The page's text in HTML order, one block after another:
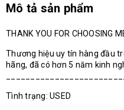
Mô tả sản phẩm
THANK YOU FOR CHOOSING
Thương hiệu uy tín hàng đầu
hãng, đã có hơn 5 năm kinh
Tình trạng: USED